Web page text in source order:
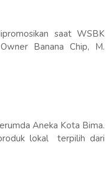
saat WSBK
Banana Chip, M.
Aneka Kota Bima.
lokal terpilih dari